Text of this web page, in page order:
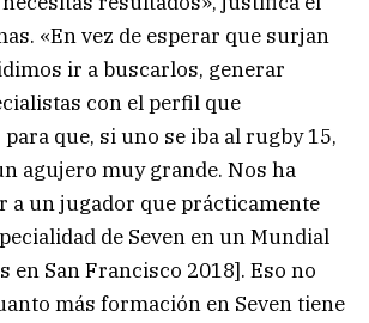
«En vez de esperar que surjan
ir a buscarlos, generar
con el perfil que
que, si uno se iba al rugby 15,
agujero muy grande. Nos ha
a un jugador que prácticamente
de Seven en un Mundial
en San Francisco 2018]. Eso no
más formación en Seven tiene